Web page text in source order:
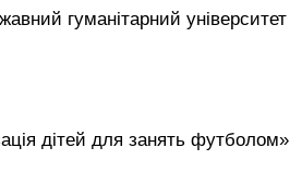
гуманітарний університет
дітей для занять футболом»